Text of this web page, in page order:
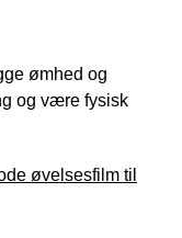
ømhed og
og være fysisk
øvelsesfilm til